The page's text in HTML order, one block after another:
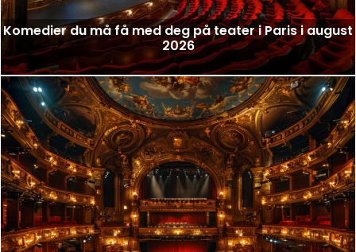
Komedier du må få med deg på teater i Paris i august
2026